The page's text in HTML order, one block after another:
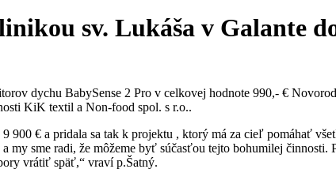
sv. Lukáša v Galante
dychu BabySense 2 Pro v celkovej hodnote 990,- €
KiK textil a Non-food spol. s r.o..
900 € a pridala sa tak k projektu , ktorý má za cieľ pomáhať
my sme radi, že môžeme byť súčasťou tejto bohumilej
vrátiť späť,“ vraví p.Šatný.